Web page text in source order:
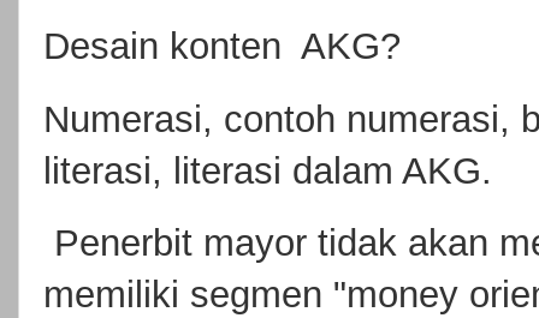
Desain konten AKG?
Numerasi, contoh numerasi,
literasi, literasi dalam AKG.
Penerbit mayor tidak akan
memiliki segmen "money